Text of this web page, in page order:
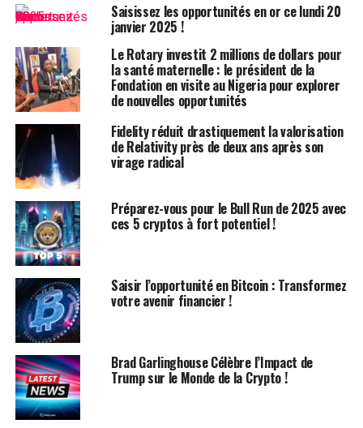
également ? D’autres cryptomonnaies suivront-elles
cette tendance ?
Augmentation de l’adoption ?
Lorsque l’ETF ether commencera à être échangé, des
investisseurs plus traditionnels pourraient obtenir une
exposition au
prix de l’ether, mais leur engagement
financier contribuera-t-il à l’adoption du réseau
Ethereum ?
Les ETF apporteront sans aucun doute une légitimité à
cet actif aux yeux des investisseurs traditionnels.
Cependant, existe-t-il un lien direct (ou même indirect)
entre un conseiller financier achetant l’ETF ether dans
un IRA pour un client et ce même conseiller finissant
par miser sur son ether ou acheter le dernier memecoin
ERC-20 à la mode ?
Je pense que c’est envisageable, mais je ne parierais pas
là-dessus, car, d’après mon expérience, les gens se
préoccupent d’abord du prix, puis encore du prix, et
Saisissez les opportunités en or ce lundi 20
janvier 2025 !
Le Rotary investit 2 millions de dollars pour
la santé maternelle : le président de la
Fondation en visite au Nigeria pour explorer
de nouvelles opportunités
Fidelity réduit drastiquement la valorisation
de Relativity près de deux ans après son
virage radical
Préparez-vous pour le Bull Run de 2025 avec
ces 5 cryptos à fort potentiel !
Saisir l’opportunité en Bitcoin : Transformez
votre avenir financier !
Brad Garlinghouse Célèbre l’Impact de
Trump sur le Monde de la Crypto !